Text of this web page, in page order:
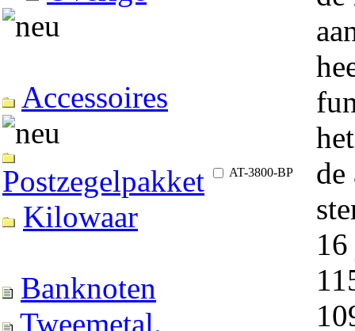
Accessoires
Postzegelpakket
Kilowaar
Banknoten
Tweemetal.
AT-3800-BP
de